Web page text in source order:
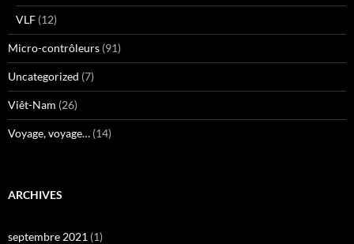
VLF (12)
Micro-contrôleurs (91)
Uncategorized (7)
Viêt-Nam (26)
Voyage, voyage… (14)
ARCHIVES
septembre 2021 (1)